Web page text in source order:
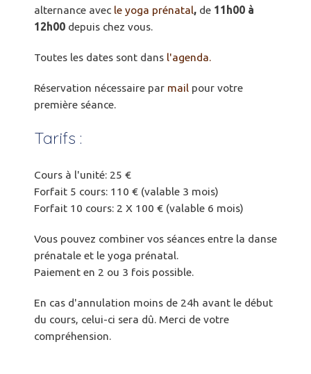
alternance avec le yoga prénatal, de 11h00 à
12h00 depuis chez vous.
Toutes les dates sont dans l'agenda.
Réservation nécessaire par mail pour votre
première séance.
Tarifs :
Cours à l'unité: 25 €
Forfait 5 cours: 110 € (valable 3 mois)
Forfait 10 cours: 2 X 100 € (valable 6 mois)
Vous pouvez combiner vos séances entre la danse
prénatale et le yoga prénatal.
Paiement en 2 ou 3 fois possible.
En cas d'annulation moins de 24h avant le début
du cours, celui-ci sera dû. Merci de votre
compréhension.